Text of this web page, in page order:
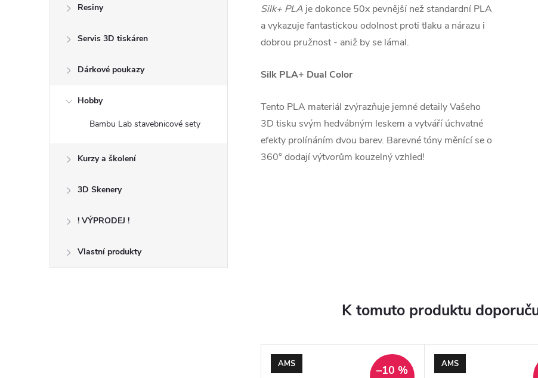
Resiny
Servis 3D tiskáren
Dárkové poukazy
Hobby
Bambu Lab stavebnicové sety
Kurzy a školení
3D Skenery
! VÝPRODEJ !
Vlastní produkty
Silk+ PLA je dokonce 50x pevnější než standardní PLA
a vykazuje fantastickou odolnost proti tlaku a nárazu i
dobrou pružnost - aniž by se lámal.
Silk PLA+ Dual Color
Tento PLA materiál zvýrazňuje jemné detaily Vašeho
3D tisku svým hedvábným leskem a vytváří úchvatné
efekty prolínáním dvou barev. Barevné tóny měnící se o
360° dodají výtvorům kouzelný vzhled!
K tomuto produktu
AMS –10 % AMS